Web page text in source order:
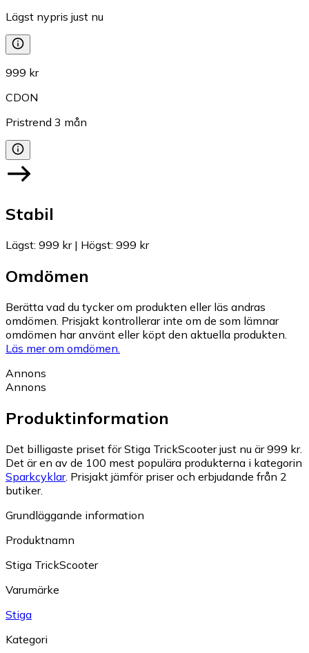
Lägst nypris just nu
999 kr
CDON
Pristrend 3 mån
Stabil
Lägst: 999 kr| Högst: 999 kr
Omdömen
Berätta vad du tycker om produkten eller läs andras
omdömen. Prisjakt kontrollerar inte om de som lämnar
omdömen har använt eller köpt den aktuella produkten.
Läs mer om omdömen.
Annons
Annons
Produktinformation
Det billigaste priset för Stiga TrickScooter just nu är 999 kr.
Det är en av de 100 mest populära produkterna i kategorin
Sparkcyklar. Prisjakt jämför priser och erbjudande från 2
butiker.
Grundläggande information
Produktnamn
Stiga TrickScooter
Varumärke
Stiga
Kategori